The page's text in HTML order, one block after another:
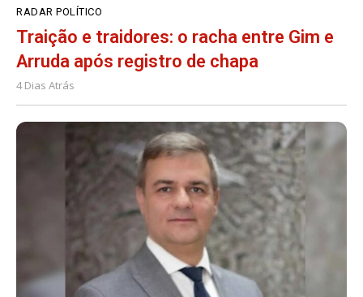
RADAR POLÍTICO
Traição e traidores: o racha entre Gim e
Arruda após registro de chapa
4 Dias Atrás